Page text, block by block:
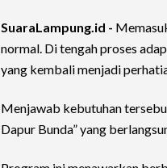
SuaraLampung.id -
normal. Di tengah proses
yang kembali menjadi
Menjawab kebutuhan
Dapur Bunda” yang